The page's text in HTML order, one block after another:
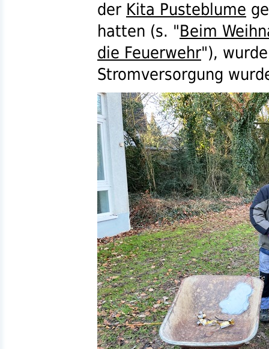
der Kita Pusteblume
hatten (s. "Beim
die Feuerwehr"),
Stromversorgung